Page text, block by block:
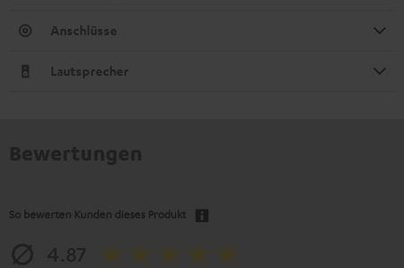
Anschlüsse
Lautsprecher
So bewerten Kunden dieses Produkt